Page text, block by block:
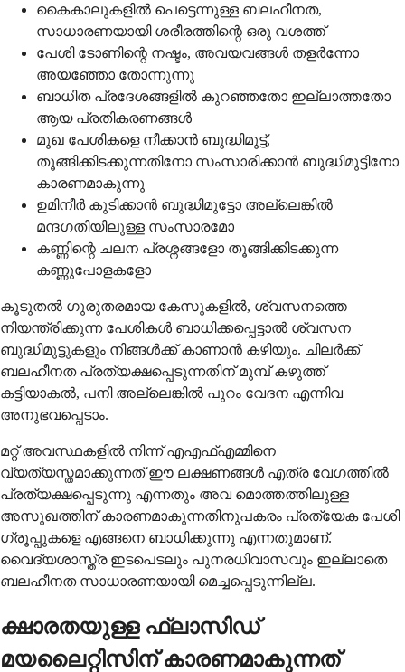
കൈകാലുകളിൽ പെട്ടെന്നുള്ള ബലഹീനത,
സാധാരണയായി ശരീരത്തിന്റെ ഒരു വശത്ത്
പേശി ടോണിന്റെ നഷ്ടം, അവയവങ്ങൾ തളർന്നോ
അയഞ്ഞോ തോന്നുന്നു
ബാധിത പ്രദേശങ്ങളിൽ കുറഞ്ഞതോ ഇല്ലാത്തതോ
ആയ പ്രതികരണങ്ങൾ
മുഖ പേശികളെ നീക്കാൻ ബുദ്ധിമുട്ട്,
തൂങ്ങിക്കിടക്കുന്നതിനോ സംസാരിക്കാൻ ബുദ്ധിമുട്ടിനോ
കാരണമാകുന്നു
ഉമിനീർ കുടിക്കാൻ ബുദ്ധിമുട്ടോ അല്ലെങ്കിൽ
മന്ദഗതിയിലുള്ള സംസാരമോ
കണ്ണിന്റെ ചലന പ്രശ്നങ്ങളോ തൂങ്ങിക്കിടക്കുന്ന
കണ്ണുപോളകളോ
കൂടുതൽ ഗുരുതരമായ കേസുകളിൽ, ശ്വസനത്തെ
നിയന്ത്രിക്കുന്ന പേശികൾ ബാധിക്കപ്പെട്ടാൽ ശ്വസന
ബുദ്ധിമുട്ടുകളും നിങ്ങൾക്ക് കാണാൻ കഴിയും. ചിലർക്ക്
ബലഹീനത പ്രത്യക്ഷപ്പെടുന്നതിന് മുമ്പ് കഴുത്ത്
കട്ടിയാകൽ, പനി അല്ലെങ്കിൽ പുറം വേദന എന്നിവ
അനുഭവപ്പെടാം.
മറ്റ് അവസ്ഥകളിൽ നിന്ന് എഎഫ്എമ്മിനെ
വ്യത്യസ്തമാക്കുന്നത് ഈ ലക്ഷണങ്ങൾ എത്ര വേഗത്തിൽ
പ്രത്യക്ഷപ്പെടുന്നു എന്നതും അവ മൊത്തത്തിലുള്ള
അസുഖത്തിന് കാരണമാകുന്നതിനുപകരം പ്രത്യേക പേശി
ഗ്രൂപ്പുകളെ എങ്ങനെ ബാധിക്കുന്നു എന്നതുമാണ്.
വൈദ്യശാസ്ത്ര ഇടപെടലും പുനരധിവാസവും ഇല്ലാതെ
ബലഹീനത സാധാരണയായി മെച്ചപ്പെടുന്നില്ല.
ക്ഷാരതയുള്ള ഫ്ലാസിഡ്
മയലൈറ്റിസിന് കാരണമാകുന്നത്